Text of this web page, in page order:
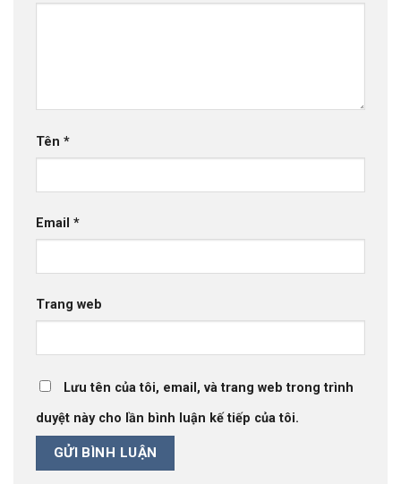
Tên *
Email *
Trang web
Lưu tên của tôi, email, và trang web trong trình
duyệt này cho lần bình luận kế tiếp của tôi.